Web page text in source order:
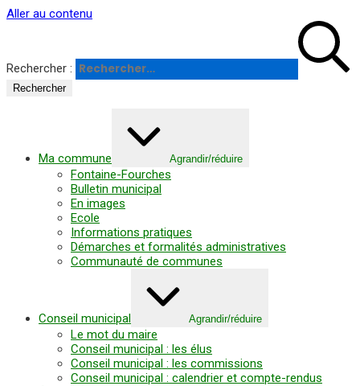
Panneau de gestion des cookies
Aller au contenu
Rechercher :
Ma commune Agrandir/réduire
Fontaine-Fourches
Bulletin municipal
En images
Ecole
Informations pratiques
Démarches et formalités administratives
Communauté de communes
Conseil municipal Agrandir/réduire
Le mot du maire
Conseil municipal : les élus
Conseil municipal : les commissions
Conseil municipal : calendrier et compte-rendus